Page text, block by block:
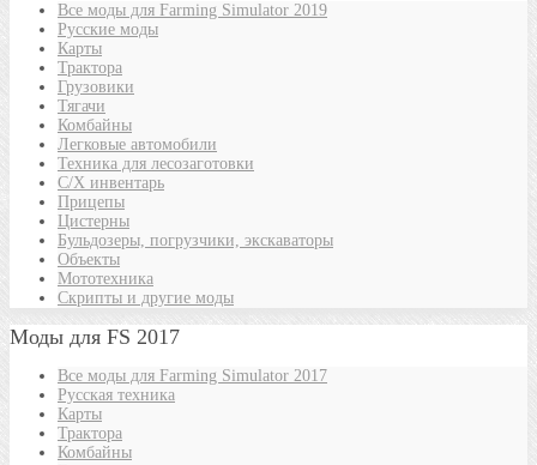
Все моды для Farming Simulator 2019
Русские моды
Карты
Трактора
Грузовики
Тягачи
Комбайны
Легковые автомобили
Техника для лесозаготовки
С/Х инвентарь
Прицепы
Цистерны
Бульдозеры, погрузчики, экскаваторы
Объекты
Мототехника
Скрипты и другие моды
Моды для FS 2017
Все моды для Farming Simulator 2017
Русская техника
Карты
Трактора
Комбайны